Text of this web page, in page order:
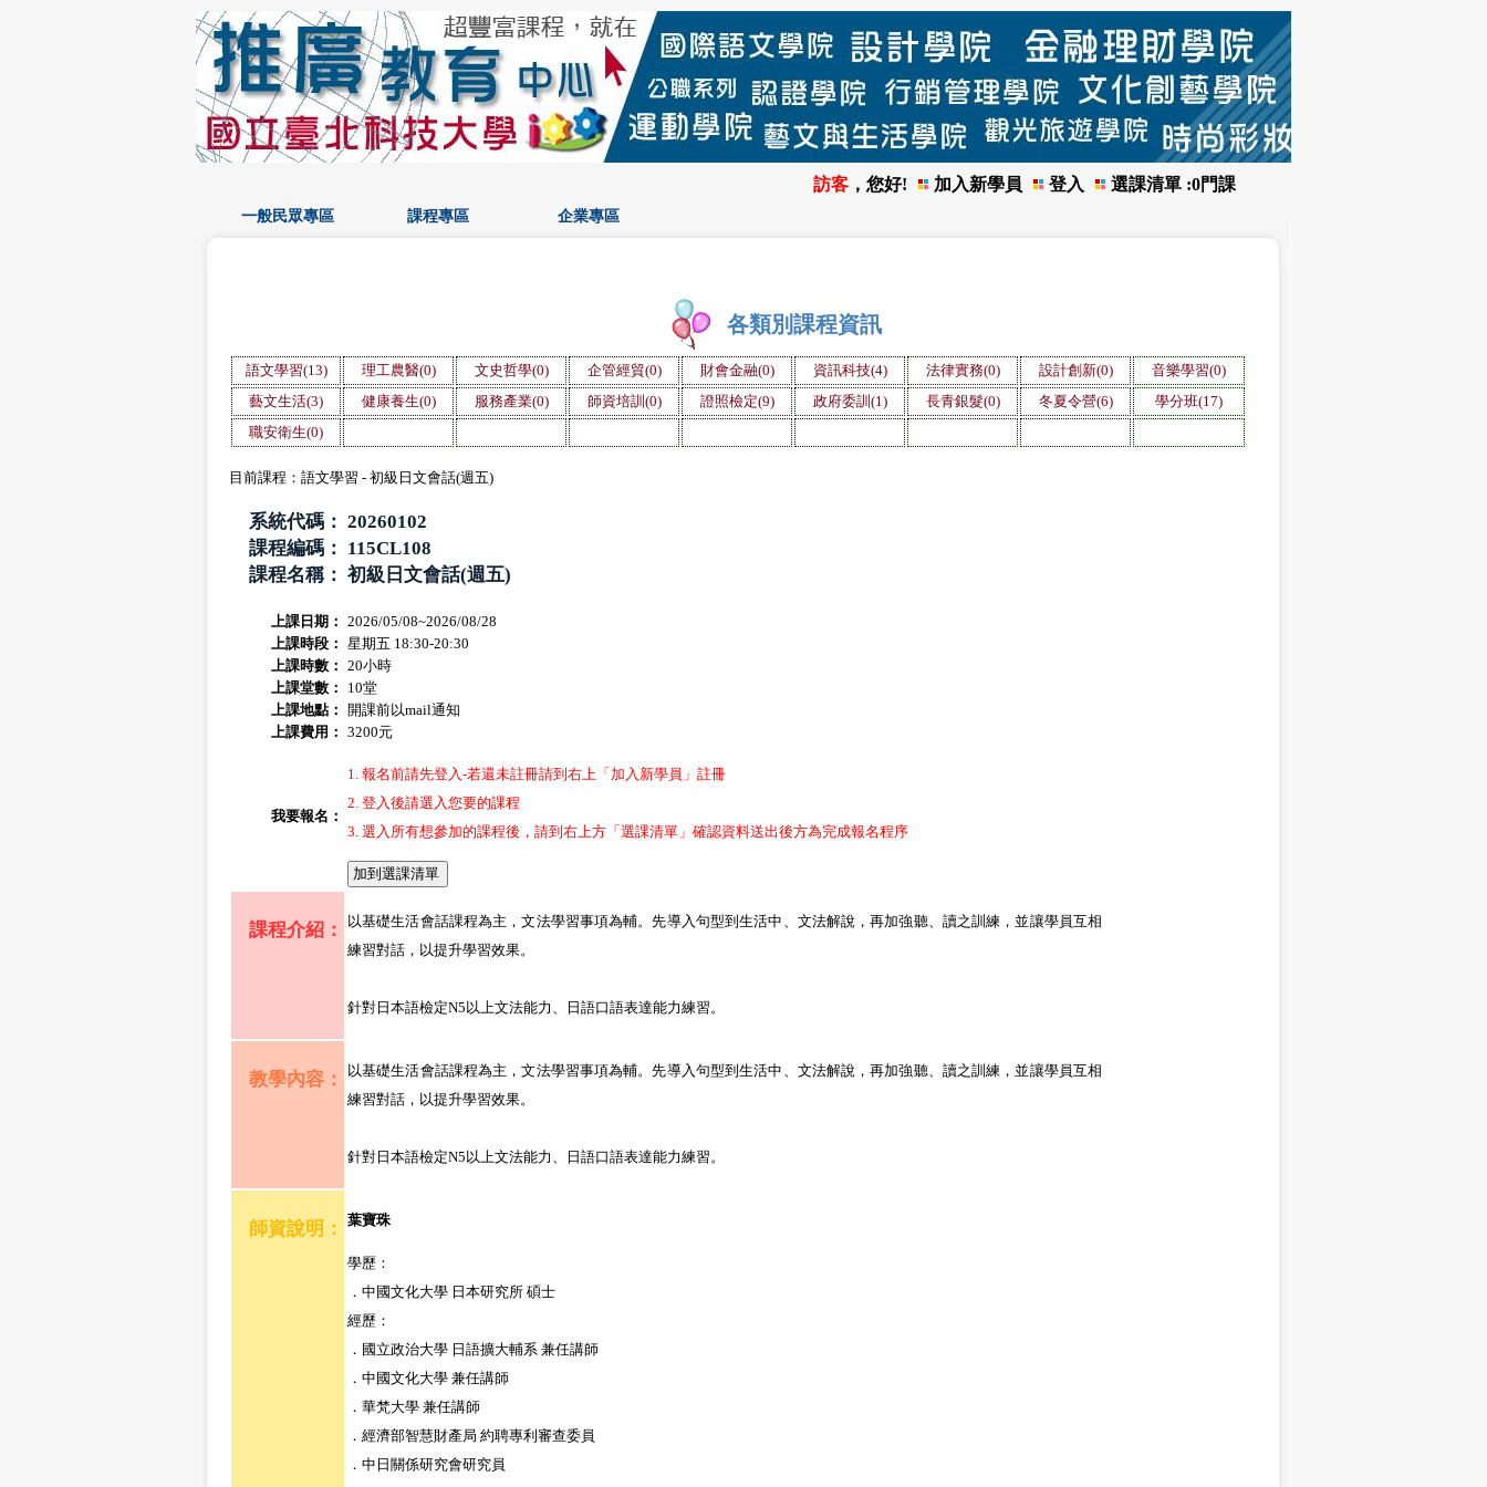
訪客 ，您好! 加入新學員 登入 選課清單 :0門課
一般民眾專區 課程專區 企業專區
各類別課程資訊
語文學習(13) 理工農醫(0) 文史哲學(0) 企管經貿(0) 財會金融(0) 資訊科技(4) 法律實務(0) 設計創新(0)
音樂學習(0)
藝文生活(3)
健康養生(0) 服務產業(0) 師資培訓(0) 證照檢定(9) 政府委訓(1) 長青銀髮(0) 冬夏令營(6)
學分班(17)
職安衛生(0)
目前課程：語文學習 - 初級日文會話(週五)
系統代碼： 20260102
課程編碼： 115CL108
課程名稱： 初級日文會話(週五)
上課日期： 2026/05/08~2026/08/28
上課時段： 星期五 18:30-20:30
上課時數： 20小時
上課堂數：
10堂
上課地點： 開課前以mail通知
上課費用： 3200元
我要報名：
1. 報名前請先登入-若還未註冊請到右上「加入新學員」註冊
2. 登入後請選入您要的課程
3. 選入所有想參加的課程後，請到右上方「選課清單」確認資料送出後方為完成報名程序
課程介紹：
以基礎生活會話課程為主，文法學習事項為輔。先導入句型到生活中、文法解說，再加強聽、讀之訓練，並讓學員互相
練習對話，以提升學習效果。
針對日本語檢定N5以上文法能力、日語口語表達能力練習。
教學內容：
以基礎生活會話課程為主，文法學習事項為輔。先導入句型到生活中、文法解說，再加強聽、讀之訓練，並讓學員互相
練習對話，以提升學習效果。
針對日本語檢定N5以上文法能力、日語口語表達能力練習。
師資說明： 葉寶珠
學歷：
．中國文化大學 日本研究所 碩士
經歷：
．國立政治大學 日語擴大輔系 兼任講師
．中國文化大學 兼任講師
．華梵大學 兼任講師
．經濟部智慧財產局 約聘專利審查委員
．中日關係研究會研究員